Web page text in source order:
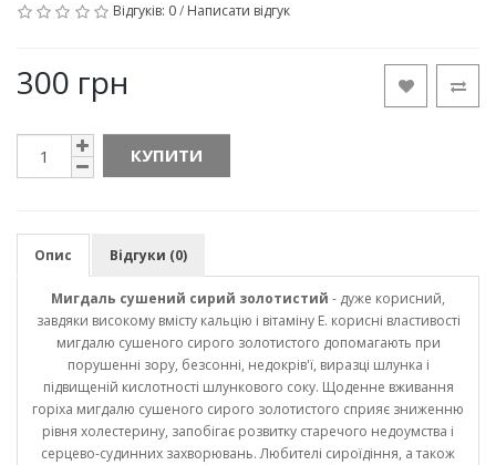
Відгуків: 0/ Написати відгук
300 грн
КУПИТИ
Опис Відгуки (0)
Мигдаль сушений сирий золотистий - дуже корисний,
завдяки високому вмісту кальцію і вітаміну Е. корисні властивості
мигдалю сушеного сирого золотистого допомагають при
порушенні зору, безсонні, недокрів'ї, виразці шлунка і
підвищеній кислотності шлункового соку. Щоденне вживання
горіха мигдалю сушеного сирого золотистого сприяє зниженню
рівня холестерину, запобігає розвитку старечого недоумства і
серцево-судинних захворювань. Любителі сироїдіння, а також